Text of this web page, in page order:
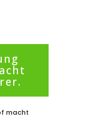
,der
macht